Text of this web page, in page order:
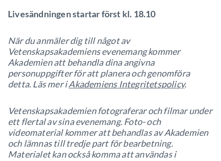
Livesändningen startar först kl. 18.10
När du anmäler dig till något av
Vetenskapsakademiens evenemang kommer
Akademien att behandla dina angivna
personuppgifter för att planera och genomföra
detta. Läs mer iAkademiens Integritetspolicy.
Vetenskapsakademien fotograferar och filmar under
ett flertal av sina evenemang. Foto- och
videomaterial kommer att behandlas av Akademien
och lämnas till tredje part för bearbetning.
Materialet kan också komma att användas i